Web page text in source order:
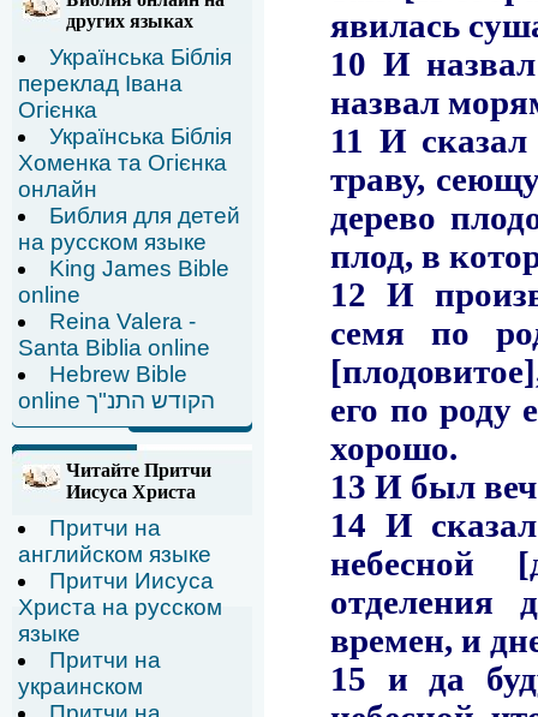
других языках
Українська Біблія
переклад Івана
Огієнка
Українська Біблія
Хоменка та Огієнка
онлайн
Библия для детей
на русском языке
King James Bible
online
Reina Valera -
Santa Biblia online
Hebrew Bible
online הקודש התנ"ך
Читайте Притчи
Иисуса Христа
Притчи на
английском языке
Притчи Иисуса
Христа на русском
языке
Притчи на
украинском